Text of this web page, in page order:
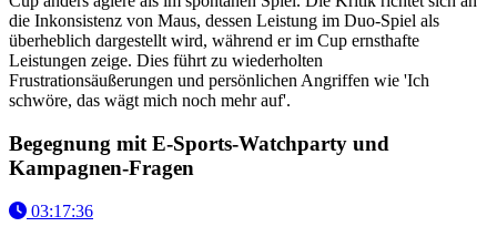
die Inkonsistenz von Maus, dessen Leistung im Duo-Spiel als
überheblich dargestellt wird, während er im Cup ernsthafte
Leistungen zeige. Dies führt zu wiederholten
Frustrationsäußerungen und persönlichen Angriffen wie 'Ich
schwöre, das wägt mich noch mehr auf'.
Begegnung mit E-Sports-Watchparty und
Kampagnen-Fragen
03:17:36